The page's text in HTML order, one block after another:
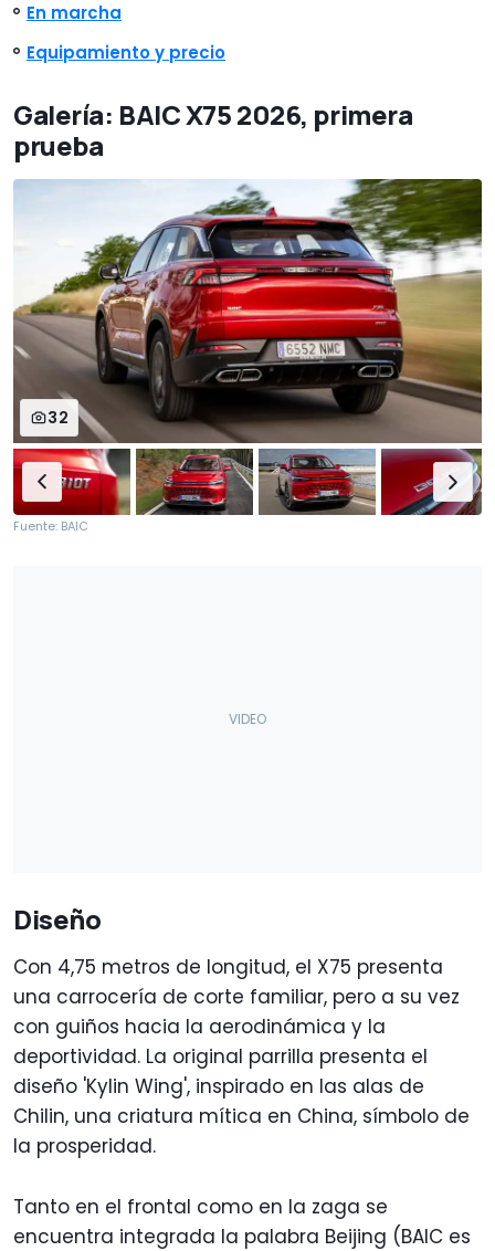
En marcha
Equipamiento y precio
Galería: BAIC X75 2026, primera
prueba
32
Fuente: BAIC
Diseño
Con 4,75 metros de longitud, el X75 presenta
una carrocería de corte familiar, pero a su vez
con guiños hacia la aerodinámica y la
deportividad. La original parrilla presenta el
diseño 'Kylin Wing', inspirado en las alas de
Chilin, una criatura mítica en China, símbolo de
la prosperidad.
Tanto en el frontal como en la zaga se
encuentra integrada la palabra Beijing (BAIC es